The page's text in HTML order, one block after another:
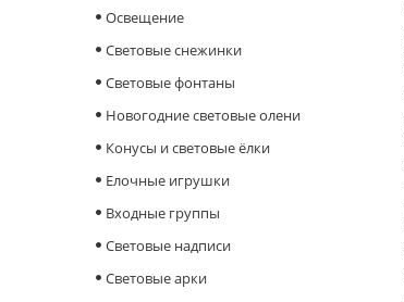
Освещение
Cветовые снежинки
Световые фонтаны
Новогодние световые олени
Конусы и световые ёлки
Елочные игрушки
Входные группы
Световые надписи
Световые арки